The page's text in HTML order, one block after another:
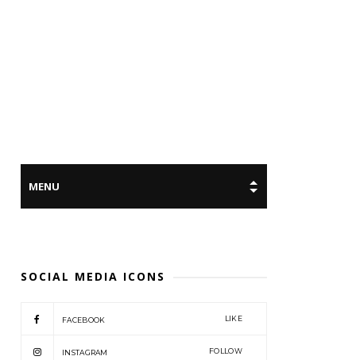
SOCIAL MEDIA ICONS
FACEBOOK LIKE
INSTAGRAM FOLLOW